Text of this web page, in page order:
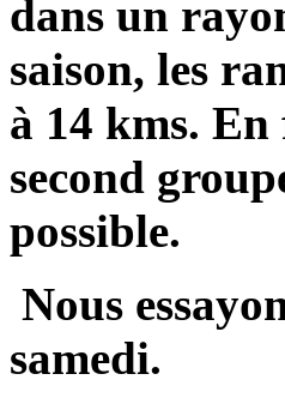
dans un
saison, les
à 14 kms.
second
possible.
Nous
samedi.